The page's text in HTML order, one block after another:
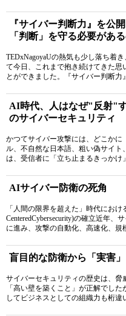
『サイバー判断力』を
「判断」を守る必要があ
TEDxNagoyaUの熱気も少し落ち着
て今日、これまで抱き続けてきた思
とができました。『サイバー判断力
AI時代、人はなぜ"反射"
のサイバーセキュリティ
かつてサイバー攻撃には、どこか
ル、不自然な日本語、粗い偽サイ
は、受信者に「立ち止まるきっかけ
AIサイバー防衛の死角
「人間の限界を超えた」時代におけ
CenteredCybersecurity)の確立近年
に進み、攻撃の自動化、高速化、規
盲目的な防衛から「実害
サイバーセキュリティの歴史は、
「高い壁を築くこと」が正解でし
してビジネスとしての組織力も桁